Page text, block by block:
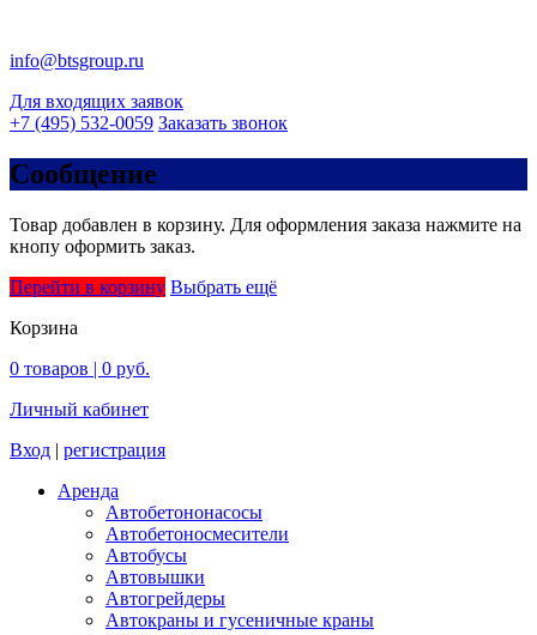
info@btsgroup.ru
Для входящих заявок
+7 (495) 532-0059 Заказать звонок
Сообщение
Товар добавлен в корзину. Для оформления заказа нажмите на
кнопу оформить заказ.
Перейти в корзину Выбрать ещё
Корзина
0 товаров | 0 руб.
Личный кабинет
Вход | регистрация
Аренда
Автобетононасосы
Авто­бетоно­смесители
Автобусы
Автовышки
Автогрейдеры
Автокраны и гусеничные краны